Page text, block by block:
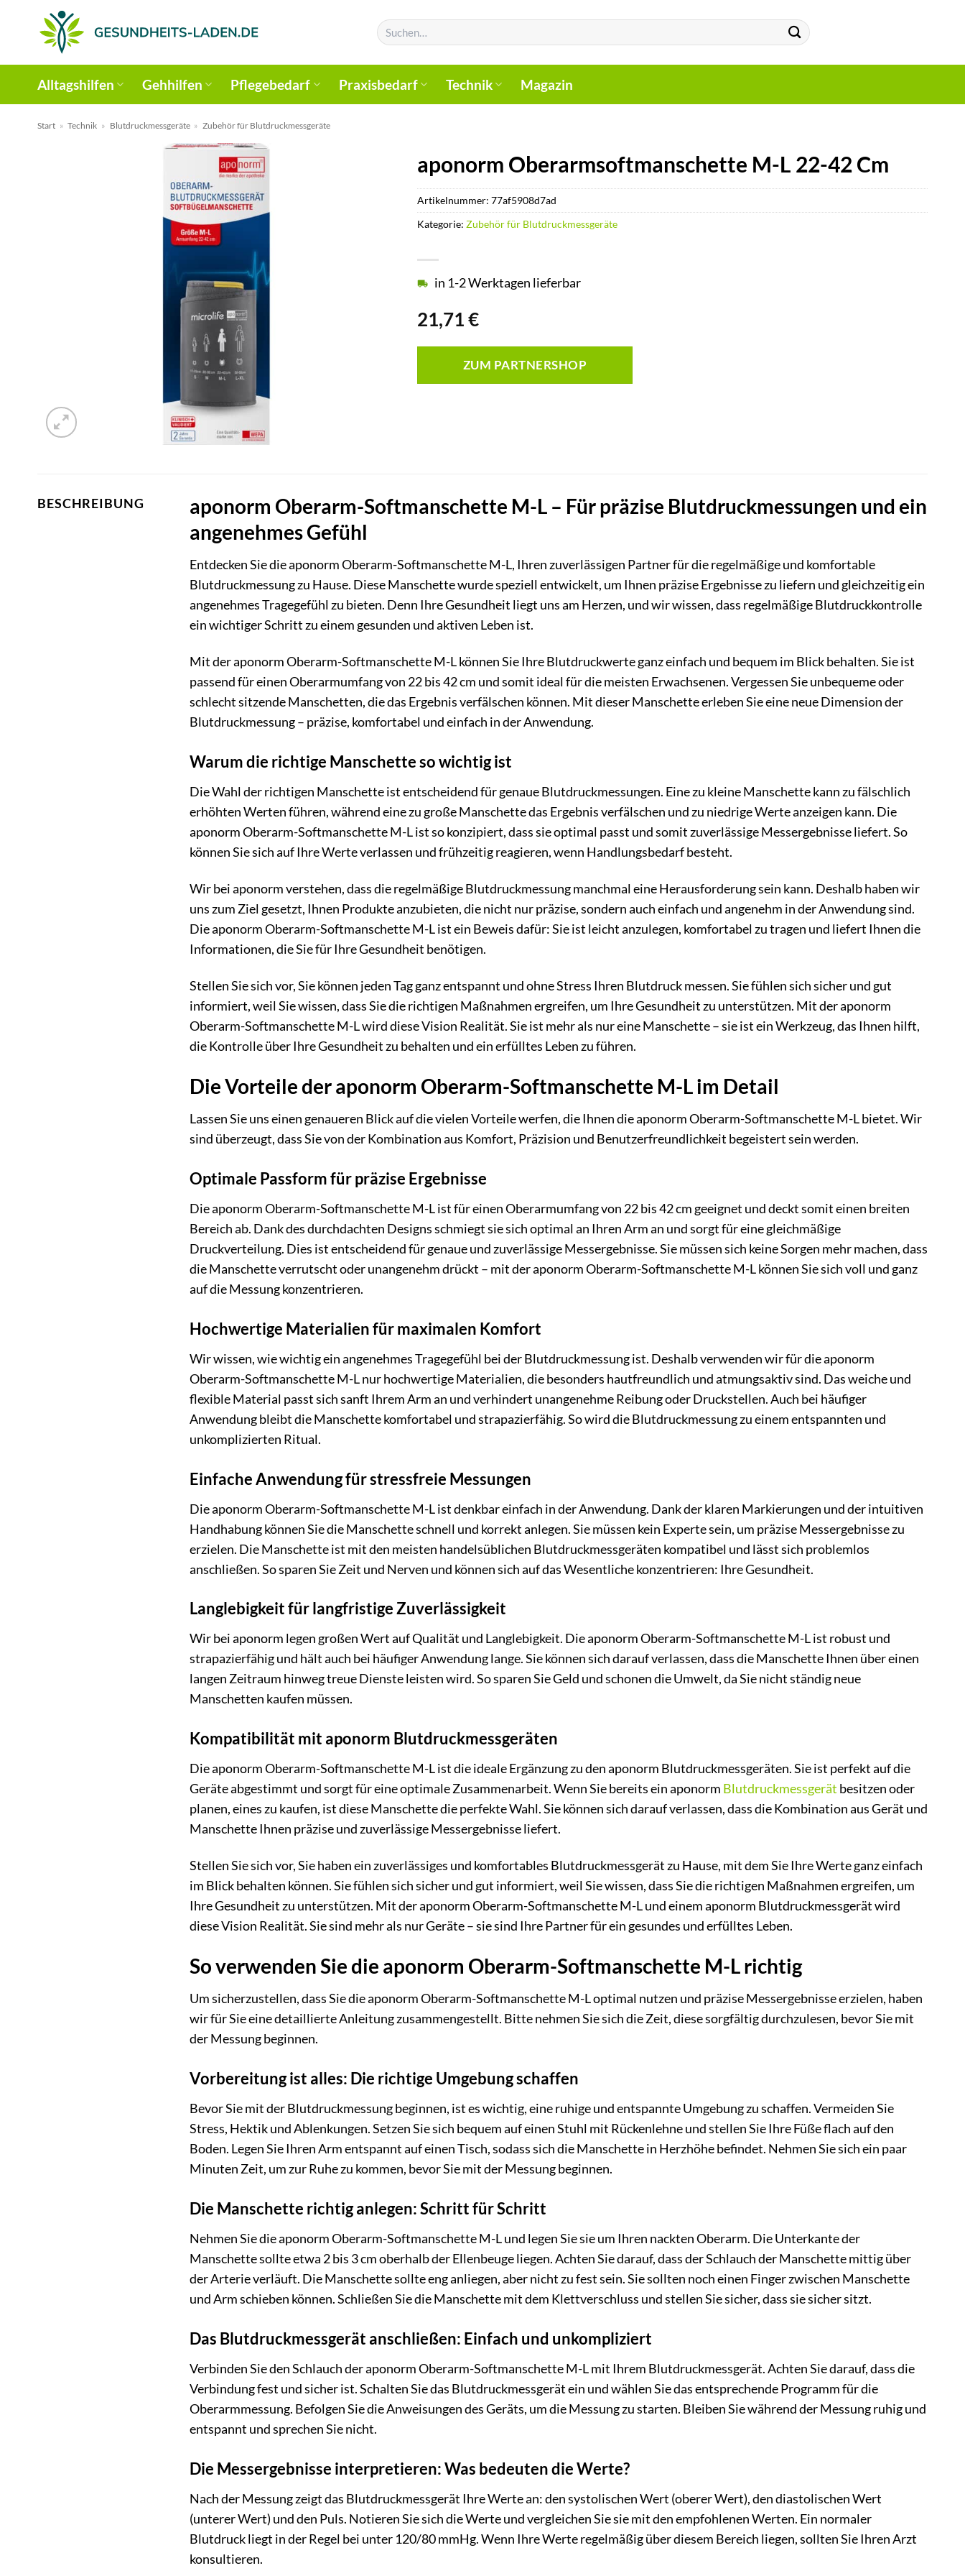
Suchen
nach:
Alltagshilfen Gehhilfen Pflegebedarf Praxisbedarf Technik Magazin
Start » Technik » Blutdruckmessgeräte » Zubehör für Blutdruckmessgeräte
aponorm Oberarmsoftmanschette M-L 22-42 Cm
21,71€
in 1-2 Werktagen lieferbar
ZUM PARTNERSHOP
Artikelnummer:77af5908d7ad
Kategorie:Zubehör für Blutdruckmessgeräte
BESCHREIBUNG
aponorm Oberarm-Softmanschette M-L – Für präzise Blutdruckmessungen und ein
angenehmes Gefühl
Entdecken Sie die aponorm Oberarm-Softmanschette M-L, Ihren zuverlässigen Partner für die regelmäßige und komfortable
Blutdruckmessung zu Hause. Diese Manschette wurde speziell entwickelt, um Ihnen präzise Ergebnisse zu liefern und gleichzeitig ein
angenehmes Tragegefühl zu bieten. Denn Ihre Gesundheit liegt uns am Herzen, und wir wissen, dass regelmäßige Blutdruckkontrolle
ein wichtiger Schritt zu einem gesunden und aktiven Leben ist.
Mit der aponorm Oberarm-Softmanschette M-L können Sie Ihre Blutdruckwerte ganz einfach und bequem im Blick behalten. Sie ist
passend für einen Oberarmumfang von 22 bis 42 cm und somit ideal für die meisten Erwachsenen. Vergessen Sie unbequeme oder
schlecht sitzende Manschetten, die das Ergebnis verfälschen können. Mit dieser Manschette erleben Sie eine neue Dimension der
Blutdruckmessung – präzise, komfortabel und einfach in der Anwendung.
Warum die richtige Manschette so wichtig ist
Die Wahl der richtigen Manschette ist entscheidend für genaue Blutdruckmessungen. Eine zu kleine Manschette kann zu fälschlich
erhöhten Werten führen, während eine zu große Manschette das Ergebnis verfälschen und zu niedrige Werte anzeigen kann. Die
aponorm Oberarm-Softmanschette M-L ist so konzipiert, dass sie optimal passt und somit zuverlässige Messergebnisse liefert. So
können Sie sich auf Ihre Werte verlassen und frühzeitig reagieren, wenn Handlungsbedarf besteht.
Wir bei aponorm verstehen, dass die regelmäßige Blutdruckmessung manchmal eine Herausforderung sein kann. Deshalb haben wir
uns zum Ziel gesetzt, Ihnen Produkte anzubieten, die nicht nur präzise, sondern auch einfach und angenehm in der Anwendung sind.
Die aponorm Oberarm-Softmanschette M-L ist ein Beweis dafür: Sie ist leicht anzulegen, komfortabel zu tragen und liefert Ihnen die
Informationen, die Sie für Ihre Gesundheit benötigen.
Stellen Sie sich vor, Sie können jeden Tag ganz entspannt und ohne Stress Ihren Blutdruck messen. Sie fühlen sich sicher und gut
informiert, weil Sie wissen, dass Sie die richtigen Maßnahmen ergreifen, um Ihre Gesundheit zu unterstützen. Mit der aponorm
Oberarm-Softmanschette M-L wird diese Vision Realität. Sie ist mehr als nur eine Manschette – sie ist ein Werkzeug, das Ihnen hilft,
die Kontrolle über Ihre Gesundheit zu behalten und ein erfülltes Leben zu führen.
Die Vorteile der aponorm Oberarm-Softmanschette M-L im Detail
Lassen Sie uns einen genaueren Blick auf die vielen Vorteile werfen, die Ihnen die aponorm Oberarm-Softmanschette M-L bietet. Wir
sind überzeugt, dass Sie von der Kombination aus Komfort, Präzision und Benutzerfreundlichkeit begeistert sein werden.
Optimale Passform für präzise Ergebnisse
Die aponorm Oberarm-Softmanschette M-L ist für einen Oberarmumfang von 22 bis 42 cm geeignet und deckt somit einen breiten
Bereich ab. Dank des durchdachten Designs schmiegt sie sich optimal an Ihren Arm an und sorgt für eine gleichmäßige
Druckverteilung. Dies ist entscheidend für genaue und zuverlässige Messergebnisse. Sie müssen sich keine Sorgen mehr machen, dass
die Manschette verrutscht oder unangenehm drückt – mit der aponorm Oberarm-Softmanschette M-L können Sie sich voll und ganz
auf die Messung konzentrieren.
Hochwertige Materialien für maximalen Komfort
Wir wissen, wie wichtig ein angenehmes Tragegefühl bei der Blutdruckmessung ist. Deshalb verwenden wir für die aponorm
Oberarm-Softmanschette M-L nur hochwertige Materialien, die besonders hautfreundlich und atmungsaktiv sind. Das weiche und
flexible Material passt sich sanft Ihrem Arm an und verhindert unangenehme Reibung oder Druckstellen. Auch bei häufiger
Anwendung bleibt die Manschette komfortabel und strapazierfähig. So wird die Blutdruckmessung zu einem entspannten und
unkomplizierten Ritual.
Einfache Anwendung für stressfreie Messungen
Die aponorm Oberarm-Softmanschette M-L ist denkbar einfach in der Anwendung. Dank der klaren Markierungen und der intuitiven
Handhabung können Sie die Manschette schnell und korrekt anlegen. Sie müssen kein Experte sein, um präzise Messergebnisse zu
erzielen. Die Manschette ist mit den meisten handelsüblichen Blutdruckmessgeräten kompatibel und lässt sich problemlos
anschließen. So sparen Sie Zeit und Nerven und können sich auf das Wesentliche konzentrieren: Ihre Gesundheit.
Langlebigkeit für langfristige Zuverlässigkeit
Wir bei aponorm legen großen Wert auf Qualität und Langlebigkeit. Die aponorm Oberarm-Softmanschette M-L ist robust und
strapazierfähig und hält auch bei häufiger Anwendung lange. Sie können sich darauf verlassen, dass die Manschette Ihnen über einen
langen Zeitraum hinweg treue Dienste leisten wird. So sparen Sie Geld und schonen die Umwelt, da Sie nicht ständig neue
Manschetten kaufen müssen.
Kompatibilität mit aponorm Blutdruckmessgeräten
Die aponorm Oberarm-Softmanschette M-L ist die ideale Ergänzung zu den aponorm Blutdruckmessgeräten. Sie ist perfekt auf die
Geräte abgestimmt und sorgt für eine optimale Zusammenarbeit. Wenn Sie bereits ein aponorm Blutdruckmessgerät besitzen oder
planen, eines zu kaufen, ist diese Manschette die perfekte Wahl. Sie können sich darauf verlassen, dass die Kombination aus Gerät und
Manschette Ihnen präzise und zuverlässige Messergebnisse liefert.
Stellen Sie sich vor, Sie haben ein zuverlässiges und komfortables Blutdruckmessgerät zu Hause, mit dem Sie Ihre Werte ganz einfach
im Blick behalten können. Sie fühlen sich sicher und gut informiert, weil Sie wissen, dass Sie die richtigen Maßnahmen ergreifen, um
Ihre Gesundheit zu unterstützen. Mit der aponorm Oberarm-Softmanschette M-L und einem aponorm Blutdruckmessgerät wird
diese Vision Realität. Sie sind mehr als nur Geräte – sie sind Ihre Partner für ein gesundes und erfülltes Leben.
So verwenden Sie die aponorm Oberarm-Softmanschette M-L richtig
Um sicherzustellen, dass Sie die aponorm Oberarm-Softmanschette M-L optimal nutzen und präzise Messergebnisse erzielen, haben
wir für Sie eine detaillierte Anleitung zusammengestellt. Bitte nehmen Sie sich die Zeit, diese sorgfältig durchzulesen, bevor Sie mit
der Messung beginnen.
Vorbereitung ist alles: Die richtige Umgebung schaffen
Bevor Sie mit der Blutdruckmessung beginnen, ist es wichtig, eine ruhige und entspannte Umgebung zu schaffen. Vermeiden Sie
Stress, Hektik und Ablenkungen. Setzen Sie sich bequem auf einen Stuhl mit Rückenlehne und stellen Sie Ihre Füße flach auf den
Boden. Legen Sie Ihren Arm entspannt auf einen Tisch, sodass sich die Manschette in Herzhöhe befindet. Nehmen Sie sich ein paar
Minuten Zeit, um zur Ruhe zu kommen, bevor Sie mit der Messung beginnen.
Die Manschette richtig anlegen: Schritt für Schritt
Nehmen Sie die aponorm Oberarm-Softmanschette M-L und legen Sie sie um Ihren nackten Oberarm. Die Unterkante der
Manschette sollte etwa 2 bis 3 cm oberhalb der Ellenbeuge liegen. Achten Sie darauf, dass der Schlauch der Manschette mittig über
der Arterie verläuft. Die Manschette sollte eng anliegen, aber nicht zu fest sein. Sie sollten noch einen Finger zwischen Manschette
und Arm schieben können. Schließen Sie die Manschette mit dem Klettverschluss und stellen Sie sicher, dass sie sicher sitzt.
Das Blutdruckmessgerät anschließen: Einfach und unkompliziert
Verbinden Sie den Schlauch der aponorm Oberarm-Softmanschette M-L mit Ihrem Blutdruckmessgerät. Achten Sie darauf, dass die
Verbindung fest und sicher ist. Schalten Sie das Blutdruckmessgerät ein und wählen Sie das entsprechende Programm für die
Oberarmmessung. Befolgen Sie die Anweisungen des Geräts, um die Messung zu starten. Bleiben Sie während der Messung ruhig und
entspannt und sprechen Sie nicht.
Die Messergebnisse interpretieren: Was bedeuten die Werte?
Nach der Messung zeigt das Blutdruckmessgerät Ihre Werte an: den systolischen Wert (oberer Wert), den diastolischen Wert
(unterer Wert) und den Puls. Notieren Sie sich die Werte und vergleichen Sie sie mit den empfohlenen Werten. Ein normaler
Blutdruck liegt in der Regel bei unter 120/80 mmHg. Wenn Ihre Werte regelmäßig über diesem Bereich liegen, sollten Sie Ihren Arzt
konsultieren.